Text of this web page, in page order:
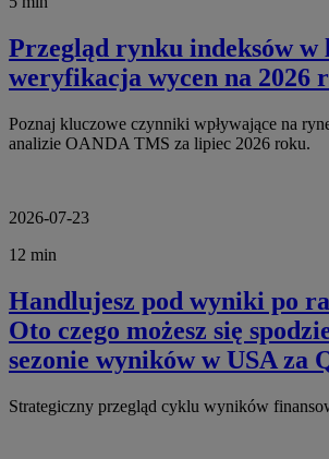
Przegląd rynku indeksów w
weryfikacja wycen na 2026
Poznaj kluczowe czynniki wpływające na
analizie OANDA TMS za lipiec 2026 roku.
2026-07-23
12 min
Handlujesz pod wyniki po
Oto czego możesz się
sezonie wyników w USA za
Strategiczny przegląd cyklu wyników